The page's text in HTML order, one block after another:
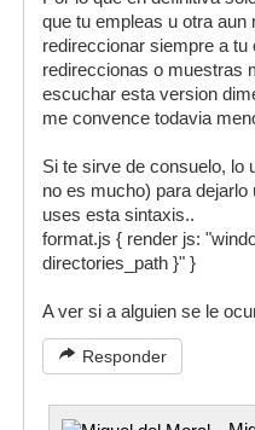
que tu empleas u otra aun
redireccionar siempre a
redireccionas o muestras
escuchar esta version
me convence todavia
Si te sirve de consuelo, lo
no es mucho) para
uses esta sintaxis..
format.js { render js:
directories_path }" }
A ver si a alguien se le
Responder